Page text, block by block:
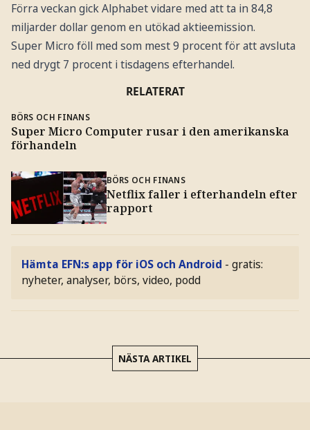
Förra veckan gick Alphabet vidare med att ta in 84,8
miljarder dollar genom en utökad aktieemission.
Super Micro föll med som mest 9 procent för att avsluta
ned drygt 7 procent i tisdagens efterhandel.
RELATERAT
BÖRS OCH FINANS
Super Micro Computer rusar i den amerikanska
förhandeln
BÖRS OCH FINANS
Netflix faller i efterhandeln efter
rapport
Hämta EFN:s app för iOS och Android - gratis:
nyheter, analyser, börs, video, podd
NÄSTA ARTIKEL